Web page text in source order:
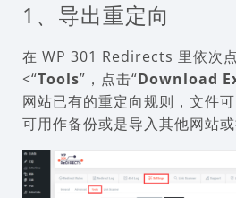
1、导出重定向
在 WP 301 Redirects 里依次
<“Tools”，点击“Download
网站已有的重定向规则，文件可
可用作备份或是导入其他网站或